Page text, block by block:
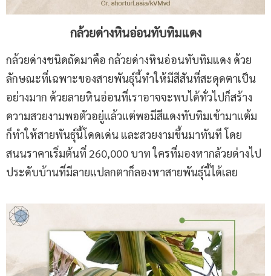
กล้วยด่างหินอ่อนทับทิมแดง
กล้วยด่างชนิดถัดมาคือ กล้วยด่างหินอ่อนทับทิมแดง ด้วย
ลักษณะที่เฉพาะของสายพันธุ์นี้ทำให้มีสีสันที่สะดุดตาเป็น
อย่างมาก ด้วยลายหินอ่อนที่เราอาจจะพบได้ทั่วไปก็สร้าง
ความสวยงามพอตัวอยู่แล้วแต่พอมีสีแดงทับทิมเข้ามาแต้ม
ก็ทำให้สายพันธุ์นี้โดดเด่น และสวยงามขึ้นมาทันที โดย
สนนราคาเริ่มต้นที่ 260,000 บาท ใครที่มองหากล้วยด่างไป
ประดับบ้านที่มีลายแปลกตาก็ลองหาสายพันธุ์นี้ได้เลย